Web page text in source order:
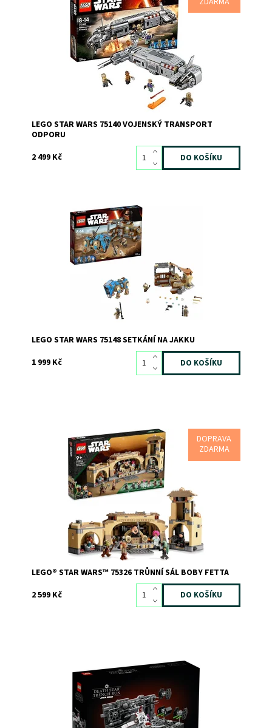
do bitvy v tomto výkonném vojenském transportu
Dostupnost:
Skladem1
2362
LEGO
LEGO STAR WARS 75140 VOJENSKÝ TRANSPORT
ODPORU
2 499 Kč
Přidej se k Rey a jejímu společníkovi BB-8, zatímco
prodává nalezené součástky na tržišti Unkara Plutta. Ale
dej si pozor! Teedo se na své Luggabestii snaží unést
Dostupnost:
Skladem
LEGO
LEGO STAR WARS 75148 SETKÁNÍ NA JAKKU
1 999 Kč
DOPRAVA
ZDARMA
Parádní replika trůnního sálu Boby Fetta z kostek LEGO®
Dostupnost:
Skladem2
10293
LEGO
LEGO® STAR WARS™ 75326 TRŮNNÍ SÁL BOBY FETTA
2 599 Kč
Připomeňte si klasickou momentku ze ságy Star Wars™
Dostupnost:
Skladem2
10743
LEGO